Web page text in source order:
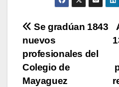
Navegación
de
entradas
Se gradúan 1843
nuevos
profesionales del
Colegio de
Mayaguez